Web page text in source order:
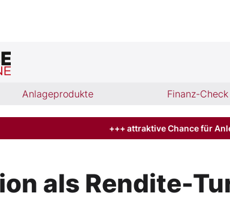
Anlageprodukte Finanz-Check
Ausgabe BÖRSE ONLINE lesen
+++ attraktive Chance für
als Rendite-